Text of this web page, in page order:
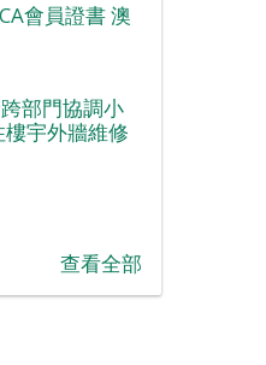
會員證書 澳
部門協調小
宇外牆維修
查看全部